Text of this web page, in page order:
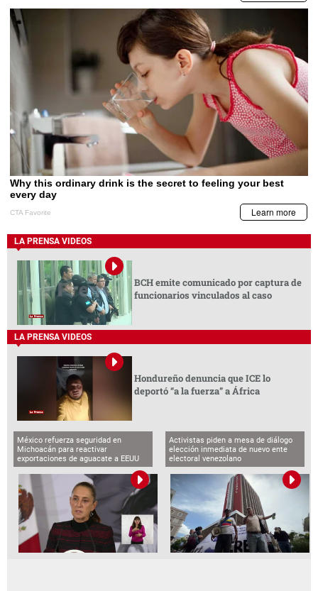
LA PRENSA VIDEOS
BCH emite comunicado por captura de
funcionarios vinculados al caso
LA PRENSA VIDEOS
Hondureño denuncia que ICE lo
deportó “a la fuerza” a África
México refuerza seguridad en
Michoacán para reactivar
exportaciones de aguacate a EEUU
Activistas piden a mesa de diálogo
elección inmediata de nuevo ente
electoral venezolano